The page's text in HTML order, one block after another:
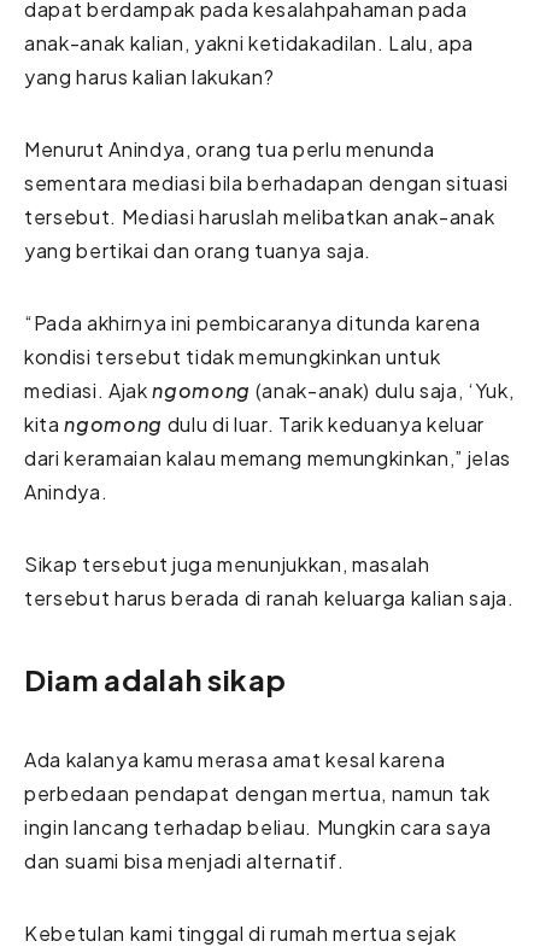
dapat berdampak pada kesalahpahaman pada
anak-anak kalian, yakni ketidakadilan. Lalu, apa
yang harus kalian lakukan?
Menurut Anindya, orang tua perlu menunda
sementara mediasi bila berhadapan dengan situasi
tersebut. Mediasi haruslah melibatkan anak-anak
yang bertikai dan orang tuanya saja.
“Pada akhirnya ini pembicaranya ditunda karena
kondisi tersebut tidak memungkinkan untuk
mediasi. Ajakngomong (anak-anak) dulu saja, ‘Yuk,
kitangomong dulu di luar. Tarik keduanya keluar
dari keramaian kalau memang memungkinkan,” jelas
Anindya.
Sikap tersebut juga menunjukkan, masalah
tersebut harus berada di ranah keluarga kalian saja.
Diam adalah sikap
Ada kalanya kamu merasa amat kesal karena
perbedaan pendapat dengan mertua, namun tak
ingin lancang terhadap beliau. Mungkin cara saya
dan suami bisa menjadi alternatif.
Kebetulan kami tinggal di rumah mertua sejak